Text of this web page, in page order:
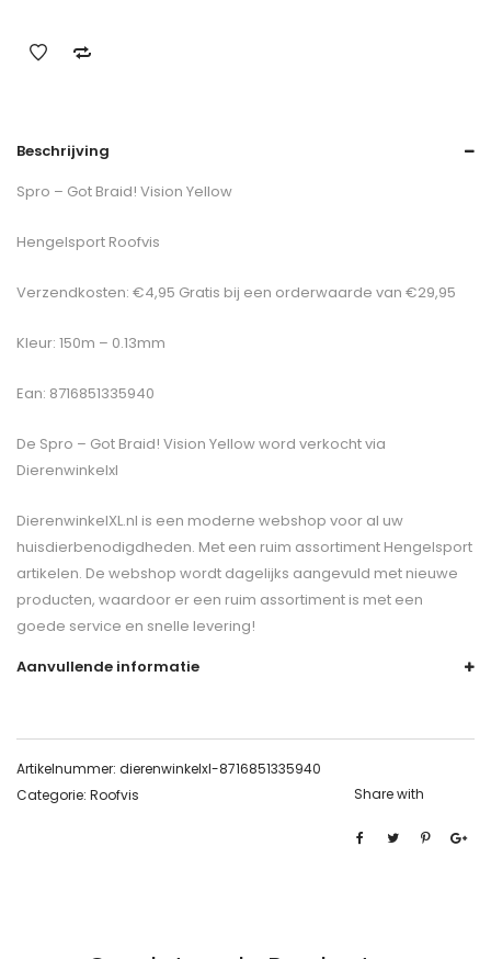
Beschrijving
Spro – Got Braid! Vision Yellow
Hengelsport Roofvis
Verzendkosten: €4,95 Gratis bij een orderwaarde van €29,95
Kleur: 150m – 0.13mm
Ean: 8716851335940
De Spro – Got Braid! Vision Yellowword verkocht via
Dierenwinkelxl
DierenwinkelXL.nl is een moderne webshop voor al uw
huisdierbenodigdheden. Met een ruim assortiment Hengelsport
artikelen. De webshop wordt dagelijks aangevuld met nieuwe
producten, waardoor er een ruim assortiment is met een
goede service en snelle levering!
Aanvullende informatie
Artikelnummer: dierenwinkelxl-8716851335940
Categorie: Roofvis Share with